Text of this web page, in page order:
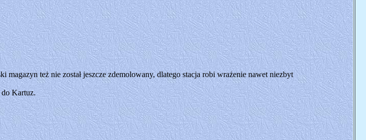
też nie został jeszcze zdemolowany, dlatego stacja robi wrażenie nawet niezbyt
Kartuz.